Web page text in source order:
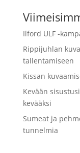
Ilford ULF -
Rippijuhlan
tallentamiseen
Kissan
Kevään
kevääksi
Sumeat ja
tunnelmia